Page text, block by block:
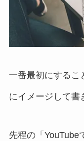
一番最初にするこ
にイメージして書
先程の「YouTube